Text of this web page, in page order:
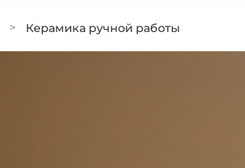
Керамика ручной работы